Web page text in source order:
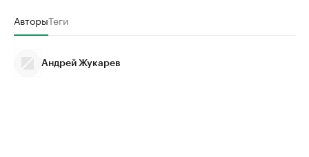
АвторыТеги
Андрей Жукарев